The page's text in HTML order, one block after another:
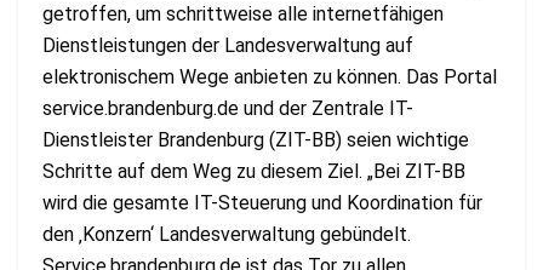
getroffen, um schrittweise alle internetfähigen
Dienstleistungen der Landesverwaltung auf
elektronischem Wege anbieten zu können. Das Portal
service.brandenburg.de und der Zentrale IT-
Dienstleister Brandenburg (ZIT-BB) seien wichtige
Schritte auf dem Weg zu diesem Ziel. „Bei ZIT-BB
wird die gesamte IT-Steuerung und Koordination für
den ‚Konzern‘ Landesverwaltung gebündelt.